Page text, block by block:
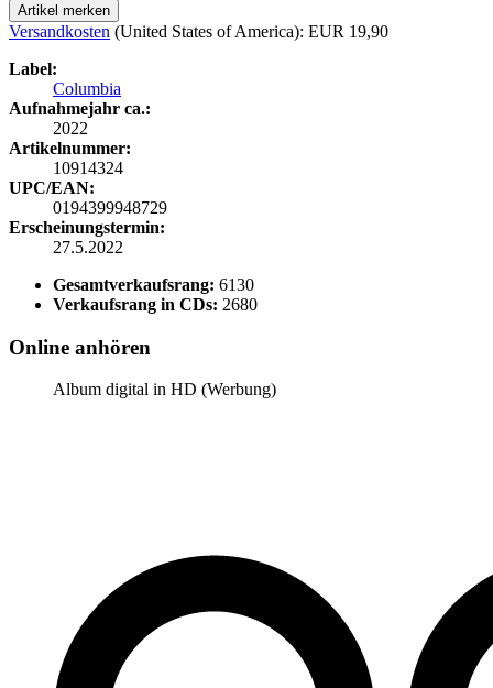
Artikel merken
Versandkosten (United States of America): EUR 19,90
Label:
Columbia
Aufnahmejahr ca.:
2022
Artikelnummer:
10914324
UPC/EAN:
0194399948729
Erscheinungstermin:
27.5.2022
Gesamtverkaufsrang: 6130
Verkaufsrang in CDs: 2680
Online anhören
Album digital in HD (Werbung)